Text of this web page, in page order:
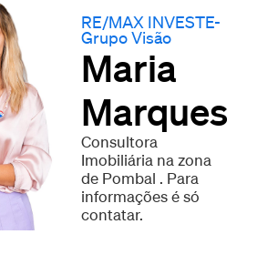
RE/MAX INVESTE-
Grupo Visão
Maria
Marques
Consultora
Imobiliária na zona
de Pombal . Para
informações é só
contatar.